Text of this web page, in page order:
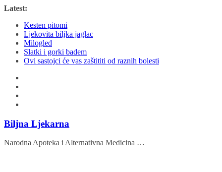
Skip
content
Latest:
Kesten pitomi
Ljekovita biljka jaglac
Milogled
Slatki i gorki badem
Ovi sastojci će vas zaštititi od raznih bolesti
Biljna Ljekarna
Narodna Apoteka i Alternativna Medicina …